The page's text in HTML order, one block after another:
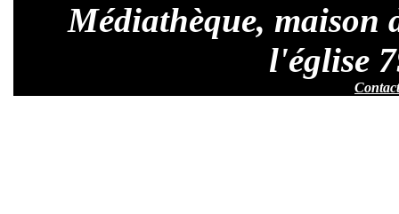
Médiathèque, maison
l'église
Contact